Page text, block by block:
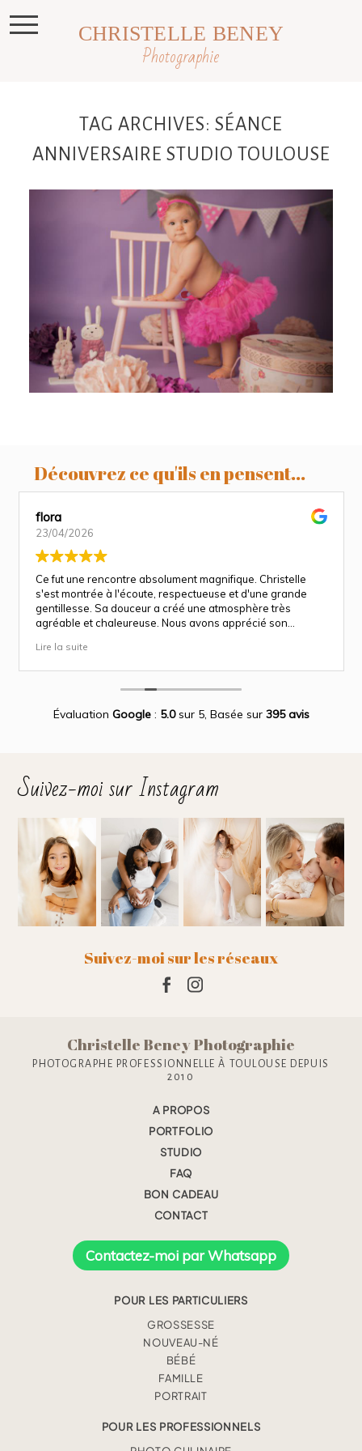
Photographie
CHRISTELLE BENEY
TAG ARCHIVES: SÉANCE
ANNIVERSAIRE STUDIO TOULOUSE
Eléna, mini séance anniversaire ,
smash the cake Toulouse, Castres,
Revel
Découvrez ce qu'ils en pensent...
flora
23/04/2026
Ce fut une rencontre absolument magnifique. Christelle
s'est montrée à l'écoute, respectueuse et d'une grande
gentillesse. Sa douceur a créé une atmosphère très
agréable et chaleureuse. Nous avons apprécié son
(grossesse et naissance). Ce fut une expérience des plus
Encore merci infiniment.
Lire la suite
Évaluation Google: 5.0sur 5, Basée sur 395 avis
Suivez-moi sur Instagram
Suivez-moi sur les réseaux
Christelle Beney Photographie
PHOTOGRAPHE PROFESSIONNELLE À TOULOUSE DEPUIS
2010
A PROPOS
PORTFOLIO
STUDIO
FAQ
BON CADEAU
CONTACT
Contactez-moi par Whatsapp
POUR LES PARTICULIERS
GROSSESSE
NOUVEAU-NÉ
BÉBÉ
FAMILLE
PORTRAIT
POUR LES PROFESSIONNELS